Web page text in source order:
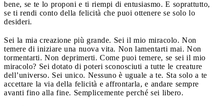
bene, se te lo proponi e ti riempi di entusiasmo. E soprattutto,
se ti rendi conto della felicità che puoi ottenere se solo lo
desideri.
Sei la mia creazione più grande. Sei il mio miracolo. Non
temere di iniziare una nuova vita. Non lamentarti mai. Non
tormentarti. Non deprimerti. Come puoi temere, se sei il mio
miracolo? Sei dotato di poteri sconosciuti a tutte le creature
dell’universo. Sei unico. Nessuno è uguale a te. Sta solo a te
accettare la via della felicità e affrontarla, e andare sempre
avanti fino alla fine. Semplicemente perché sei libero.